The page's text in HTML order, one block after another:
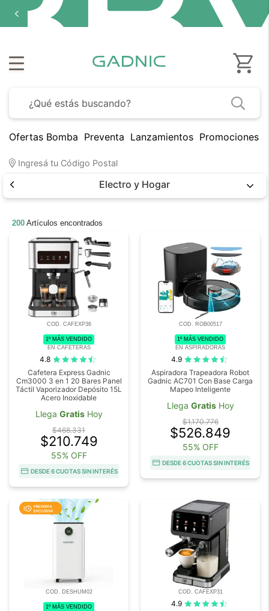
interés
Ofertas Bomba Preventa Lanzamientos Promociones
Ingresá tu Código Postal
Electro y Hogar
200 Artículos encontrados
COD. CAFEXP36
1º MÁS VENDIDO
EN CAFETERAS
4.8
Cafetera Express Gadnic
Cm3000 3 en 1 20 Bares Panel
Táctil Vaporizador Depósito 15L
Acero Inoxidable
Llega GratisHoy
$468.331
$210.749
55% OFF
DESDE 6 CUOTAS SIN INTERÉS
COD. ROB00517
1º MÁS VENDIDO
EN ASPIRADORAS
4.9
Aspiradora Trapeadora Robot
Gadnic AC701 Con Base Carga
Mapeo Inteligente
Llega GratisHoy
$1.170.776
$526.849
55% OFF
DESDE 6 CUOTAS SIN INTERÉS
COD. DESHUM02
1º MÁS VENDIDO
COD. CAFEXP31
4.9